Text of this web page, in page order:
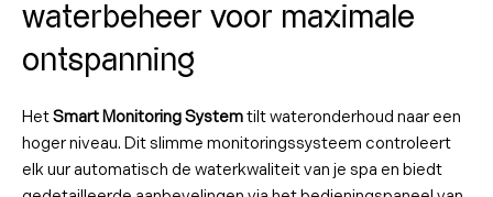
waterbeheer voor maximale
ontspanning
HetSmart Monitoring Systemtilt wateronderhoud naar een
hoger niveau. Dit slimme monitoringssysteem controleert
elk uur automatisch de waterkwaliteit van je spa en biedt